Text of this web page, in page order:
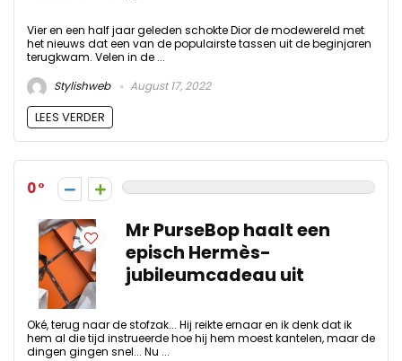
Vier en een half jaar geleden schokte Dior de modewereld met
het nieuws dat een van de populairste tassen uit de beginjaren
terugkwam. Velen in de ...
Stylishweb
August 17, 2022
LEES VERDER
0
Mr PurseBop haalt een
episch Hermès-
jubileumcadeau uit
Oké, terug naar de stofzak... Hij reikte ernaar en ik denk dat ik
hem al die tijd instrueerde hoe hij hem moest kantelen, maar de
dingen gingen snel... Nu ...